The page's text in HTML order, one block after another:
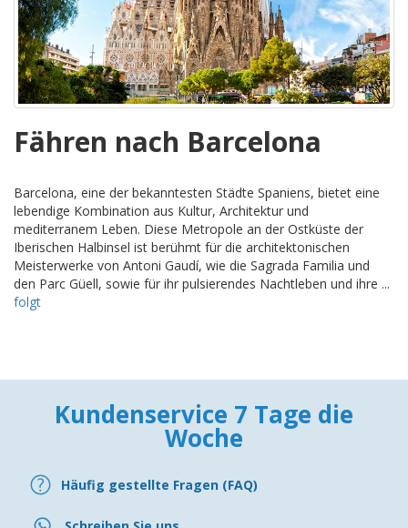
Fähren nach Barcelona
Barcelona, eine der bekanntesten Städte Spaniens, bietet eine
lebendige Kombination aus Kultur, Architektur und
mediterranem Leben. Diese Metropole an der Ostküste der
Iberischen Halbinsel ist berühmt für die architektonischen
Meisterwerke von Antoni Gaudí, wie die Sagrada Familia und
den Parc Güell, sowie für ihr pulsierendes Nachtleben und ihre ...
folgt
Kundenservice 7 Tage die
Woche
Häufig gestellte Fragen (FAQ)